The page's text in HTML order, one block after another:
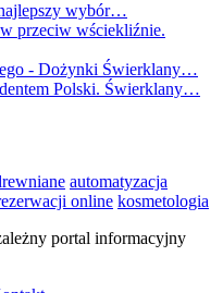
wybór…
przeciw wściekliźnie.
- Dożynki Świerklany…
Polski. Świerklany…
automatyzacja
online kosmetologia
portal informacyjny